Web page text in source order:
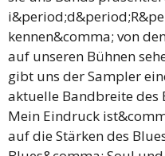
kennen&comma; von
auf unseren Bühnen
gibt uns der Sampler
aktuelle Bandbreite des
Mein Eindruck
auf die Stärken des